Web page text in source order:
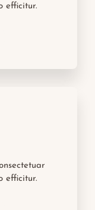
efficitur.
efficitur.